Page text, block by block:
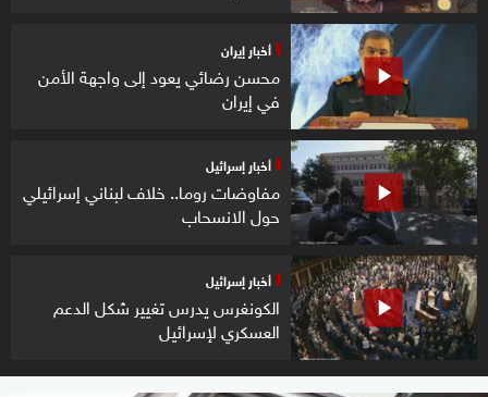
أخبار إيران
محسن رضائي يعود إلى واجهة الأمن
في إيران
أخبار إسرائيل
مفاوضات روما.. خلاف لبناني إسرائيلي
حول الانسحاب
أخبار إسرائيل
الكونغرس يدرس تغيير شكل الدعم
العسكري لإسرائيل